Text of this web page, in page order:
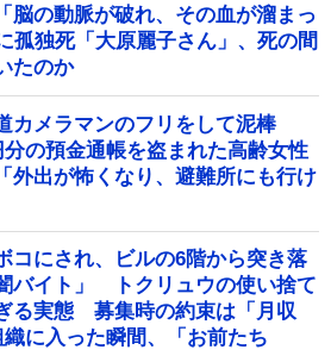
脳の動脈が破れ、その血が溜まっ
独死「大原麗子さん」、死の間
たのか
カメラマンのフリをして泥棒
の預金通帳を盗まれた高齢女性
出が怖くなり、避難所にも行け
コにされ、ビルの6階から突き落
バイト」 トクリュウの使い捨て
る実態 募集時の約束は「月収
に入った瞬間、「お前たち